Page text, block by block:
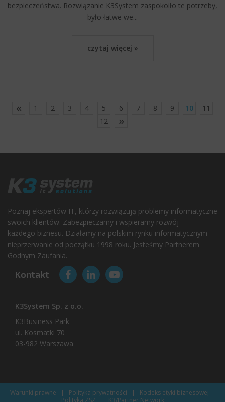
bezpieczeństwa. Rozwiązanie K3System zaspokoiło te potrzeby,
było łatwe we...
czytaj więcej »
1 2 3 4 5 6 7 8 9 10
11
12
Poznaj ekspertów IT, którzy rozwiązują problemy informatyczne
swoich klientów. Zabezpieczamy i wspieramy rozwój
każdego biznesu. Działamy na polskim rynku informatycznym
nieprzerwanie od początku 1998 roku. Jesteśmy Partnerem
Godnym Zaufania.
Kontakt
K3System Sp. z o.o.
K3Business Park
ul. Kosmatki 70
03-982 Warszawa
Warunki prawne Polityka prywatności
Kodeks etyki biznesowej
Polityka ZSZ
K3/Partner​ Network